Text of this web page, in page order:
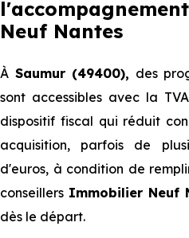
Neuf Nantes
À Saumur (49400), des
sont accessibles avec la
dispositif fiscal qui réduit
acquisition, parfois de
d'euros, à condition de
conseillers Immobilier Neuf
dès le départ.